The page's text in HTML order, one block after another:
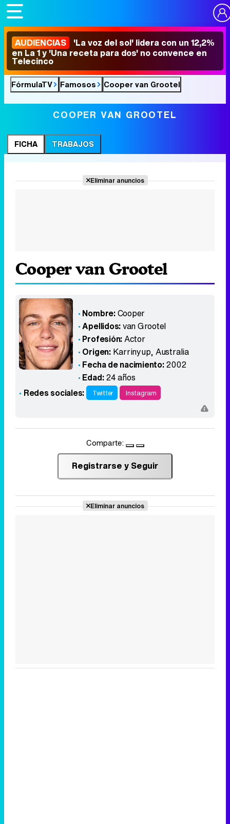
AUDIENCIAS 'La voz del sol' lidera con un 12,2%
en La 1 y 'Una receta para dos' no convence en
Telecinco
FórmulaTV Famosos Cooper van Grootel
COOPER VAN GROOTEL
FICHA TRABAJOS
Eliminar anuncios
Cooper van Grootel
Nombre:Cooper
Apellidos:van Grootel
Profesión:Actor
Origen: Karrinyup, Australia
Fecha de nacimiento:2002
Edad:24 años
Redes sociales:
Twitter Instagram
Comparte:
Registrarse y Seguir
Eliminar anuncios